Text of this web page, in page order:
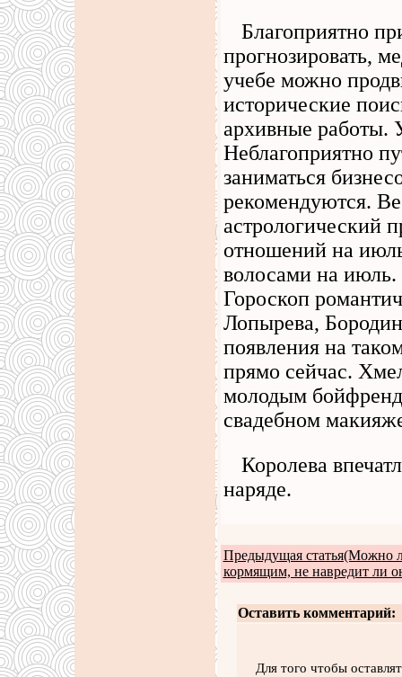
Благоприятно
прогнозировать,
учебе можно
исторические
архивные работы.
Неблагоприятно
заниматься
рекомендуются.
астрологический
отношений на
волосами на июль.
Гороскоп
Лопырева,
появления на
прямо сейчас.
молодым
свадебном
Королева
наряде.
Предыдущая статья(Можно
кормящим, не навредит ли
Оставить комментарий:
Для того чтобы